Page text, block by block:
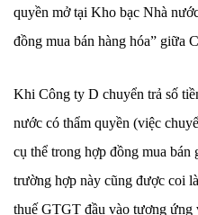
quyền mở tại Kho bạc Nhà
đồng mua bán hàng hóa” giữa
Khi Công ty D chuyển trả số
nước có thẩm quyền (việc
cụ thể trong hợp đồng mua
trường hợp này cũng được coi
thuế GTGT đầu vào tương ứng